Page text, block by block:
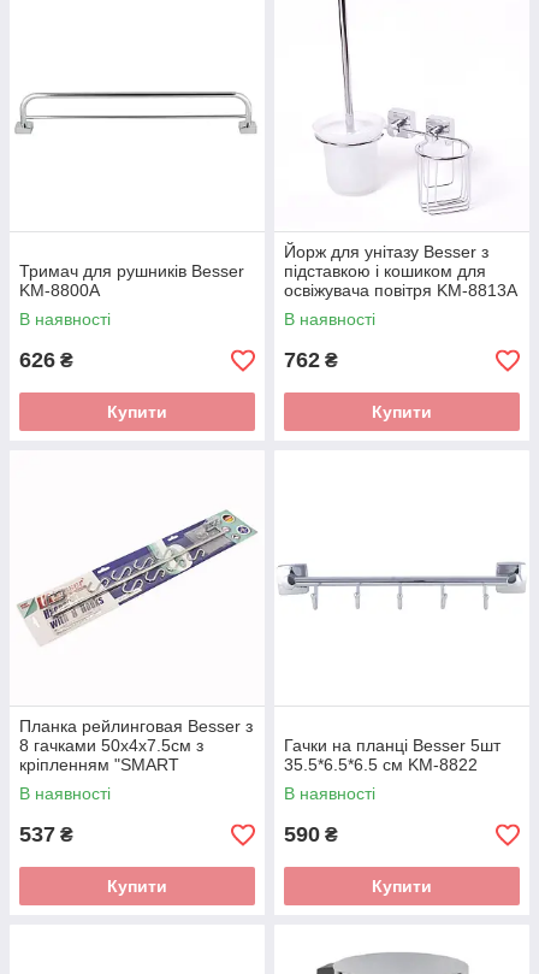
Тримач для рушників Besser
KM-8800A
В наявності
626 ₴
Купити
Йорж для унітазу Besser з
підставкою і кошиком для
освіжувача повітря KM-8813A
В наявності
762 ₴
Купити
Планка рейлинговая Besser з
8 гачками 50х4х7.5см з
кріпленням "SMART
STICKER" KM-0160
В наявності
537 ₴
Купити
Гачки на планці Besser 5шт
35.5*6.5*6.5 см KM-8822
В наявності
590 ₴
Купити